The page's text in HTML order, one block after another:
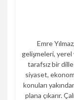
Emre
gelişmeleri, yerel
tarafsız bir
siyaset,
konuları
plana çıkarır.